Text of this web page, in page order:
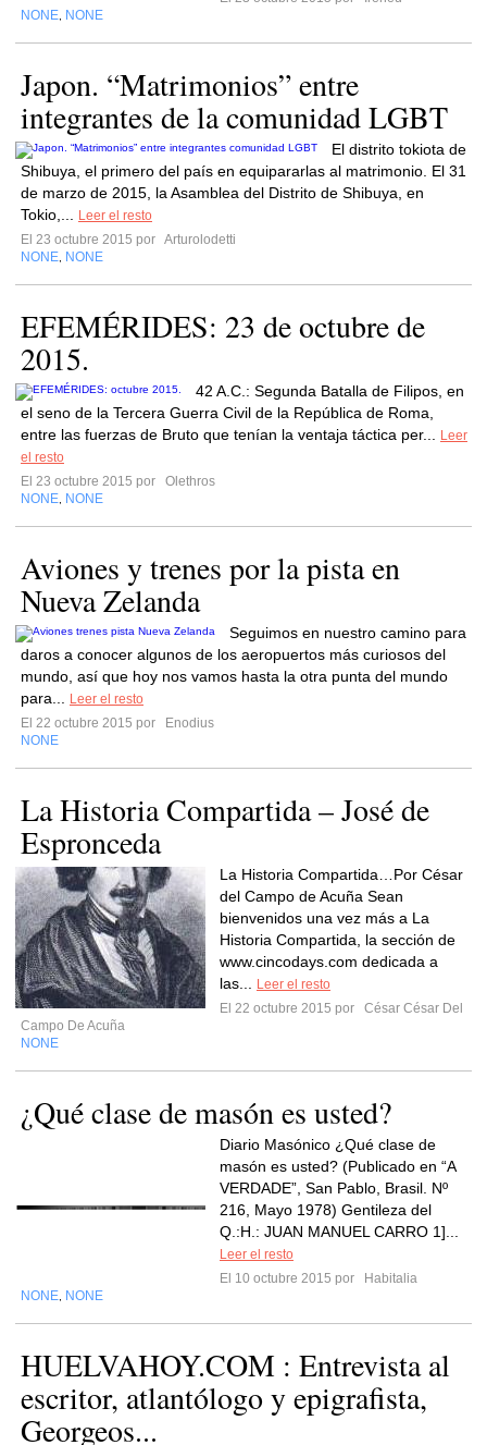
NONE NONE
Japon. “Matrimonios” entre
integrantes de la comunidad LGBT
El distrito tokiota de
Shibuya, el primero del país en equipararlas al matrimonio. El 31
de marzo de 2015, la Asamblea del Distrito de Shibuya, en
Tokio,...
Leer el resto
El 23 octubre 2015 por Arturolodetti
NONE NONE
EFEMÉRIDES: 23 de octubre de
2015.
42 A.C.: Segunda Batalla de Filipos, en
el seno de la Tercera Guerra Civil de la República de Roma,
entre las fuerzas de Bruto que tenían la ventaja táctica per...
Leer
el resto
El 23 octubre 2015 por
Olethros
NONE NONE
Aviones y trenes por la pista en
Nueva Zelanda
Seguimos en nuestro camino para
daros a conocer algunos de los aeropuertos más curiosos del
mundo, así que hoy nos vamos hasta la otra punta del mundo
para...
Leer el resto
El 22 octubre 2015 por
Enodius
NONE
La Historia Compartida – José de
Espronceda
La Historia Compartida…Por César
del Campo de Acuña Sean
bienvenidos una vez más a La
Historia Compartida, la sección de
www.cincodays.com dedicada a
las...
Leer el resto
El 22 octubre 2015 por
César César Del
Campo De Acuña
NONE
¿Qué clase de masón es usted?
Diario Masónico ¿Qué clase de
masón es usted? (Publicado en “A
VERDADE”, San Pablo, Brasil. Nº
216, Mayo 1978) Gentileza del
Q.:H.: JUAN MANUEL CARRO 1]...
Leer el resto
El 10 octubre 2015 por
Habitalia
NONE NONE
HUELVAHOY.COM : Entrevista al
escritor, atlantólogo y epigrafista,
Georgeos...